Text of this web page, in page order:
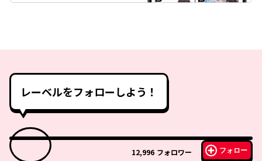
レーベルをフォローしよう！
12,996 フォロワー フォロー